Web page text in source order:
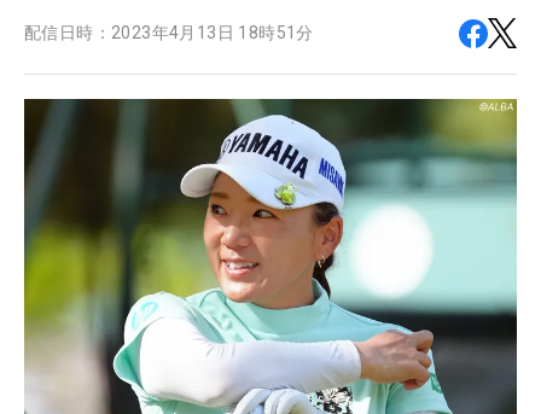
配信日時： 2023年4月13日 18時51分